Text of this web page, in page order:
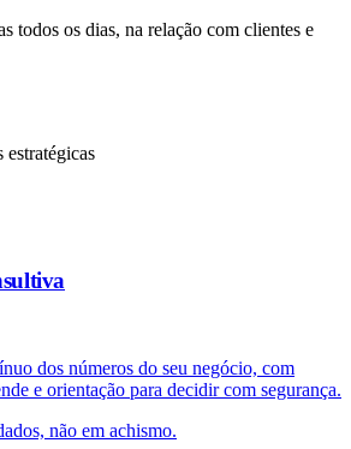
todos os dias, na relação com clientes e
estratégicas
dos números do seu negócio, com
e orientação para decidir com segurança.
não em achismo.